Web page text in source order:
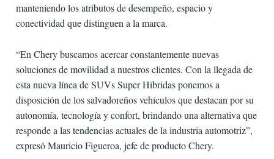
manteniendo los atributos de desempeño, espacio y
conectividad que distinguen a la marca.
“En Chery buscamos acercar constantemente nuevas
soluciones de movilidad a nuestros clientes. Con la llegada de
esta nueva línea de SUVs Super Híbridas ponemos a
disposición de los salvadoreños vehículos que destacan por su
autonomía, tecnología y confort, brindando una alternativa que
responde a las tendencias actuales de la industria automotriz”,
expresó Mauricio Figueroa, jefe de producto Chery.